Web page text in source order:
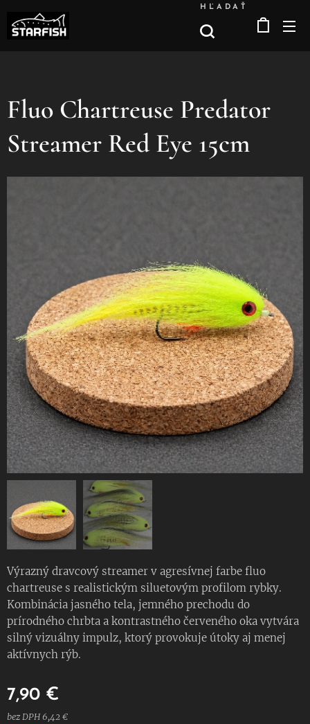
HĽADAŤ
Fluo Chartreuse Predator
Streamer Red Eye 15cm
Výrazný dravcový streamer v agresívnej farbe fluo
chartreuse s realistickým siluetovým profilom rybky.
Kombinácia jasného tela, jemného prechodu do
prírodného chrbta a kontrastného červeného oka vytvára
silný vizuálny impulz, ktorý provokuje útoky aj menej
aktívnych rýb.
7,90 €
bez DPH 6,42 €